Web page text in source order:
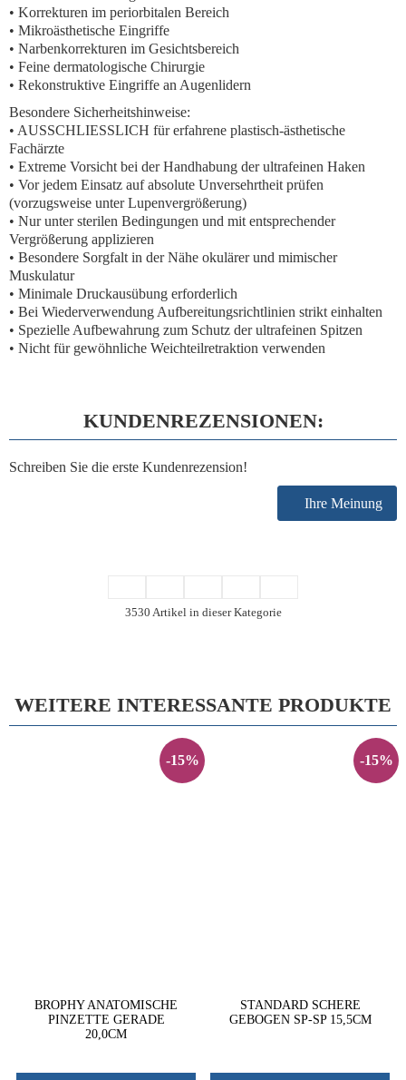
• Korrekturen im periorbitalen Bereich
• Mikroästhetische Eingriffe
• Narbenkorrekturen im Gesichtsbereich
• Feine dermatologische Chirurgie
• Rekonstruktive Eingriffe an Augenlidern
Besondere Sicherheitshinweise:
• AUSSCHLIESSLICH für erfahrene plastisch-ästhetische
Fachärzte
• Extreme Vorsicht bei der Handhabung der ultrafeinen Haken
• Vor jedem Einsatz auf absolute Unversehrtheit prüfen
(vorzugsweise unter Lupenvergrößerung)
• Nur unter sterilen Bedingungen und mit entsprechender
Vergrößerung applizieren
• Besondere Sorgfalt in der Nähe okulärer und mimischer
Muskulatur
• Minimale Druckausübung erforderlich
• Bei Wiederverwendung Aufbereitungsrichtlinien strikt einhalten
• Spezielle Aufbewahrung zum Schutz der ultrafeinen Spitzen
• Nicht für gewöhnliche Weichteilretraktion verwenden
KUNDENREZENSIONEN:
Schreiben Sie die erste Kundenrezension!
Ihre Meinung
3530 Artikel in dieser Kategorie
WEITERE INTERESSANTE PRODUKTE
-15%
BROPHY ANATOMISCHE
PINZETTE GERADE
20,0CM
-15%
STANDARD SCHERE
GEBOGEN SP-SP 15,5CM